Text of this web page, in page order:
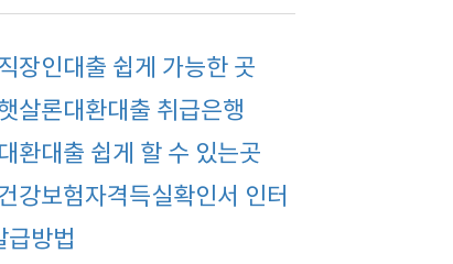
장인대출 쉽게 가능한 곳
살론대환대출 취급은행
대환대출 쉽게 할 수 있는곳
강보험자격득실확인서 인터
급방법